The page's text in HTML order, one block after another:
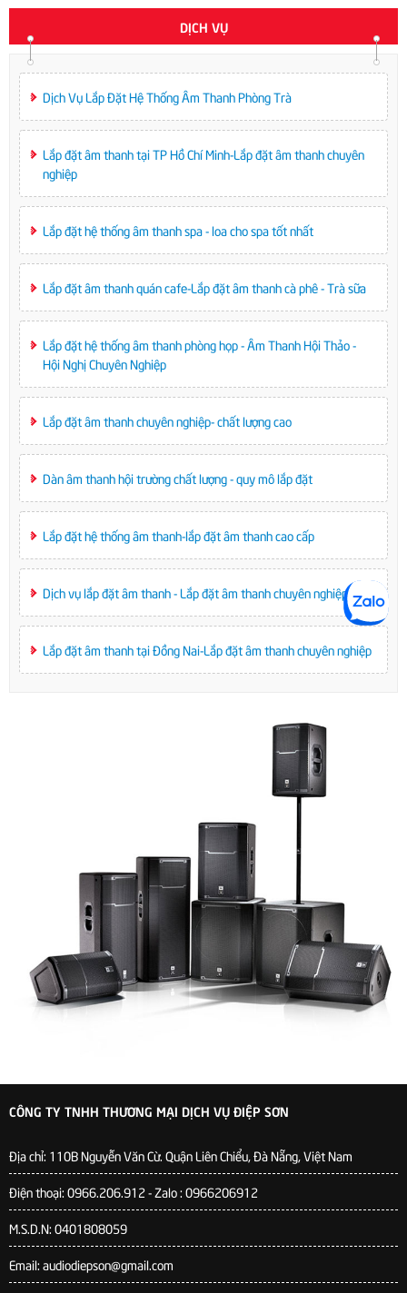
DỊCH VỤ
Dịch Vụ Lắp Đặt Hệ Thống Âm Thanh Phòng Trà
Lắp đặt âm thanh tại TP Hồ Chí Minh-Lắp đặt âm thanh chuyên
nghiệp
Lắp đặt hệ thống âm thanh spa - loa cho spa tốt nhất
Lắp đặt âm thanh quán cafe-Lắp đặt âm thanh cà phê - Trà sữa
Lắp đặt hệ thống âm thanh phòng họp - Âm Thanh Hội Thảo -
Hội Nghị Chuyên Nghiệp
Lắp đặt âm thanh chuyên nghiệp- chất lượng cao
Dàn âm thanh hội trường chất lượng - quy mô lắp đặt
Lắp đặt hệ thống âm thanh-lắp đặt âm thanh cao cấp
Dịch vụ lắp đặt âm thanh - Lắp đặt âm thanh chuyên nghiệp
Lắp đặt âm thanh tại Đồng Nai-Lắp đặt âm thanh chuyên nghiệp
CÔNG TY TNHH THƯƠNG MẠI DỊCH VỤ ĐIỆP SƠN
Địa chỉ: 110B Nguyễn Văn Cừ. Quận Liên Chiểu, Đà Nẵng, Việt Nam
Điện thoại: 0966.206.912 - Zalo : 0966206912
M.S.D.N: 0401808059
Email: audiodiepson@gmail.com